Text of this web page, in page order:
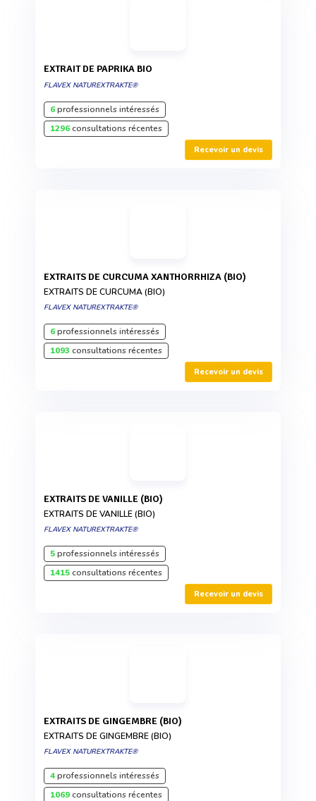
EXTRAIT DE PAPRIKA BIO
FLAVEX NATUREXTRAKTE®
6professionnels intéressés
1296consultations récentes
Recevoir un devis
EXTRAITS DE CURCUMA XANTHORRHIZA (BIO)
EXTRAITS DE CURCUMA (BIO)
FLAVEX NATUREXTRAKTE®
6professionnels intéressés
1093 consultations récentes
Recevoir un devis
EXTRAITS DE VANILLE (BIO)
EXTRAITS DE VANILLE (BIO)
FLAVEX NATUREXTRAKTE®
5professionnels intéressés
1415consultations récentes
Recevoir un devis
EXTRAITS DE GINGEMBRE (BIO)
EXTRAITS DE GINGEMBRE (BIO)
FLAVEX NATUREXTRAKTE®
4professionnels intéressés
1069consultations récentes